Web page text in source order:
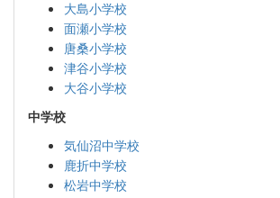
大島小学校
面瀬小学校
唐桑小学校
津谷小学校
大谷小学校
中学校
気仙沼中学校
鹿折中学校
松岩中学校